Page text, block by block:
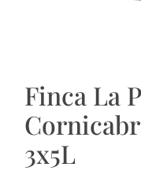
Finca La
3x5L